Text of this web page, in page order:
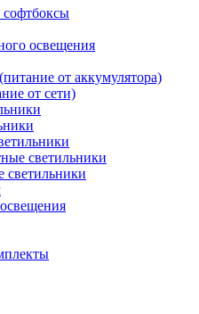
освещения
от аккумулятора)
от сети)
светильники
светильники